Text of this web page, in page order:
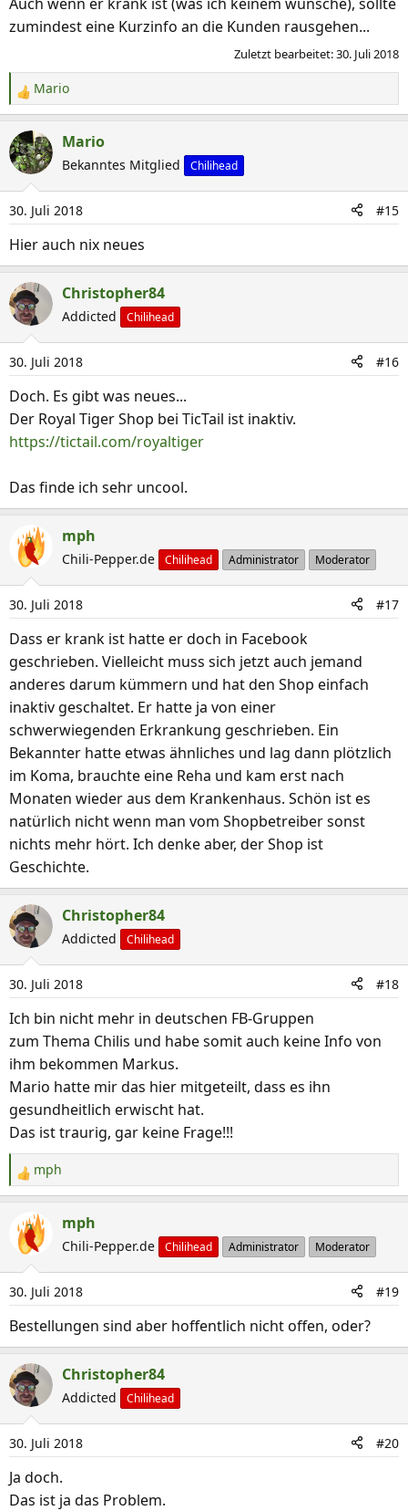
zumindest eine Kurzinfo an die Kunden rausgehen...
Zuletzt bearbeitet:30. Juli 2018
R
e
a
k
t
i
o
n
:
Mario
Mario
Bekanntes Mitglied Chilihead
30. Juli 2018 #15
Hier auch nix neues
Christopher84
Addicted Chilihead
30. Juli 2018 #16
Doch. Es gibt was neues...
Der Royal Tiger Shop bei TicTail ist inaktiv.
https://tictail.com/royaltiger
Das finde ich sehr uncool.
mph
Chili-Pepper.de Chilihead Administrator Moderator
30. Juli 2018 #17
Dass er krank ist hatte er doch in Facebook
geschrieben. Vielleicht muss sich jetzt auch jemand
anderes darum kümmern und hat den Shop einfach
inaktiv geschaltet. Er hatte ja von einer
schwerwiegenden Erkrankung geschrieben. Ein
Bekannter hatte etwas ähnliches und lag dann plötzlich
im Koma, brauchte eine Reha und kam erst nach
Monaten wieder aus dem Krankenhaus. Schön ist es
natürlich nicht wenn man vom Shopbetreiber sonst
nichts mehr hört. Ich denke aber, der Shop ist
Geschichte.
Christopher84
Addicted Chilihead
30. Juli 2018 #18
Ich bin nicht mehr in deutschen FB-Gruppen
zum Thema Chilis und habe somit auch keine Info von
ihm bekommen Markus.
Mario hatte mir das hier mitgeteilt, dass es ihn
gesundheitlich erwischt hat.
Das ist traurig, gar keine Frage!!!
R
e
a
k
i
o
n
:
mph
mph
Chili-Pepper.de Chilihead Administrator Moderator
30. Juli 2018 #19
Bestellungen sind aber hoffentlich nicht offen, oder?
Christopher84
Addicted Chilihead
30. Juli 2018 #20
Ja doch.
Das ist ja das Problem.